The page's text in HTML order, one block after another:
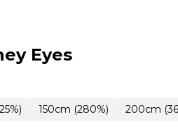
Eyes
150cm (280%)
200cm